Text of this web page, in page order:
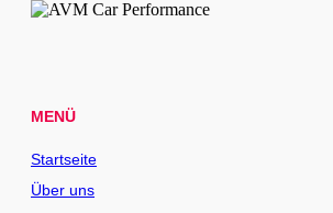
MENÜ
Startseite
Über uns